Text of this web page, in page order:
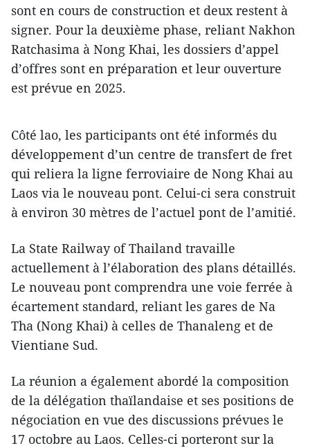
sont en cours de construction et deux restent à
signer. Pour la deuxième phase, reliant Nakhon
Ratchasima à Nong Khai, les dossiers d’appel
d’offres sont en préparation et leur ouverture
est prévue en 2025.
Côté lao, les participants ont été informés du
développement d’un centre de transfert de fret
qui reliera la ligne ferroviaire de Nong Khai au
Laos via le nouveau pont. Celui-ci sera construit
à environ 30 mètres de l’actuel pont de l’amitié.
La State Railway of Thailand travaille
actuellement à l’élaboration des plans détaillés.
Le nouveau pont comprendra une voie ferrée à
écartement standard, reliant les gares de Na
Tha (Nong Khai) à celles de Thanaleng et de
Vientiane Sud.
La réunion a également abordé la composition
de la délégation thaïlandaise et ses positions de
négociation en vue des discussions prévues le
17 octobre au Laos. Celles-ci porteront sur la